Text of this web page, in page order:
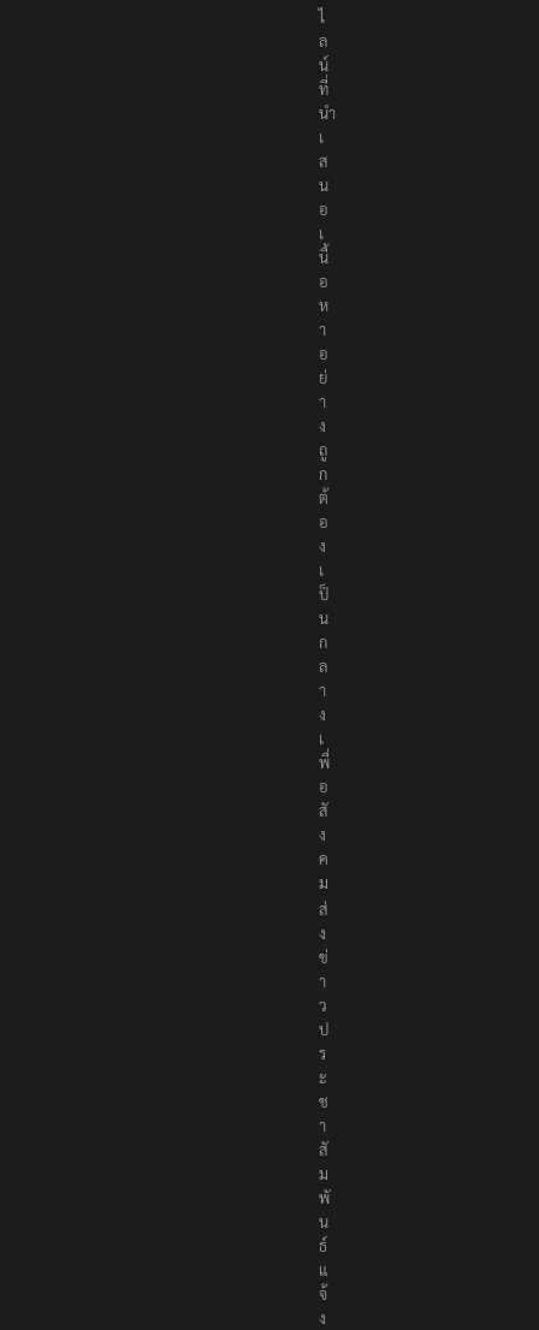
ไ
ล
น์
ที่
นำ
เ
ส
น
อ
เ
นื้
อ
ห
า
อ
ย่
า
ง
ถู
ก
ต้
อ
ง
เ
ป็
น
ก
ล
า
ง
เ
พื่
อ
สั
ง
ค
ม
ส่
ง
ข่
า
ว
ป
ร
ะ
ช
า
สั
ม
พั
น
ธ์
แ
จ้
ง